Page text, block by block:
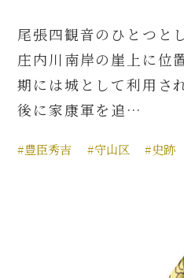
尾張四観音のひとつと
庄内川南岸の崖上に位
期には城として利用さ
後に家康軍を追…
#豊臣秀吉 #守山区 #史跡